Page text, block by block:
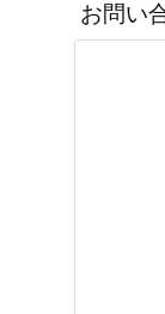
お問い